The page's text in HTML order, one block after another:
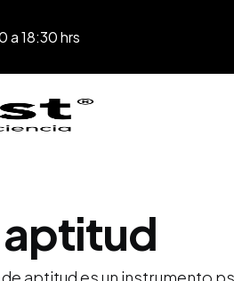
a 18:30 hrs
aptitud